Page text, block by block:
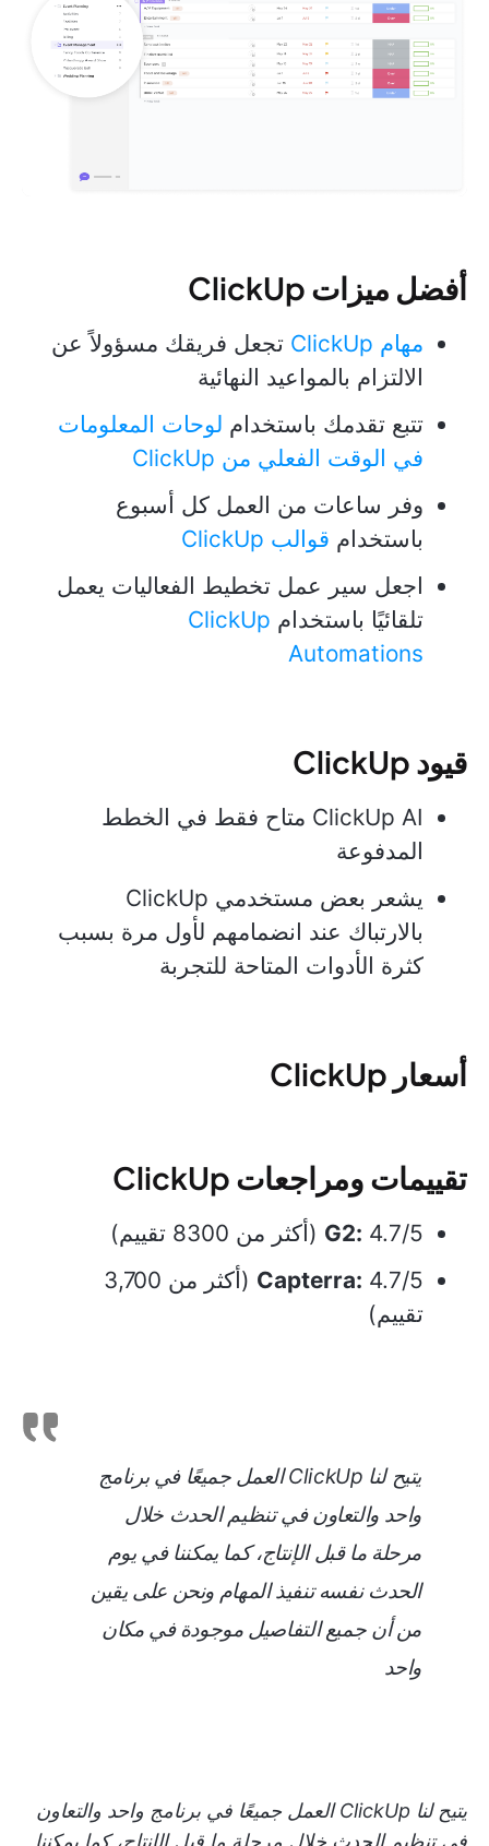
أفضل ميزات ClickUp
مهام ClickUp
تجعل فريقك مسؤولاً عن
الالتزام بالمواعيد النهائية
تتبع تقدمك باستخدام لوحات المعلومات
في الوقت الفعلي من ClickUp
وفر ساعات من العمل كل أسبوع
باستخدام قوالب ClickUp
اجعل سير عمل تخطيط الفعاليات يعمل
تلقائيًا باستخدام ClickUp
Automations
قيود ClickUp
ClickUp AI متاح فقط في الخطط
المدفوعة
يشعر بعض مستخدمي ClickUp
بالارتباك عند انضمامهم لأول مرة بسبب
كثرة الأدوات المتاحة للتجربة
أسعار ClickUp
تقييمات ومراجعات ClickUp
G2: 4.7/5 (أكثر من 8300 تقييم)
Capterra:
4.7/5 (أكثر من 3,700
تقييم)
يتيح لنا ClickUp العمل جميعًا في برنامج
واحد والتعاون في تنظيم الحدث خلال
مرحلة ما قبل الإنتاج، كما يمكننا في يوم
الحدث نفسه تنفيذ المهام ونحن على يقين
من أن جميع التفاصيل موجودة في مكان
واحد
يتيح لنا ClickUp العمل جميعًا في برنامج واحد والتعاون
في تنظيم الحدث خلال مرحلة ما قبل الإنتاج، كما يمكننا